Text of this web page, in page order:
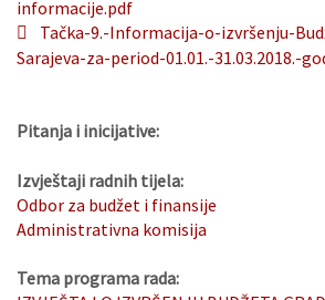
informacije.pdf
Tačka-9.-Informacija-o-izvršenju-
Sarajeva-za-period-01.01.-31.03.2018.-
Pitanja i inicijative:
Izvještaji radnih tijela:
Odbor za budžet i finansije
Administrativna komisija
Tema programa rada: